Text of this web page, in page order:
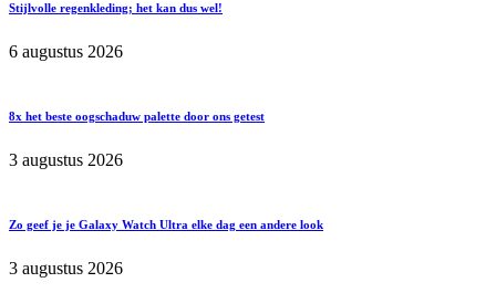
Stijlvolle regenkleding; het kan dus wel!
6 augustus 2026
8x het beste oogschaduw palette door ons getest
3 augustus 2026
Zo geef je je Galaxy Watch Ultra elke dag een andere look
3 augustus 2026